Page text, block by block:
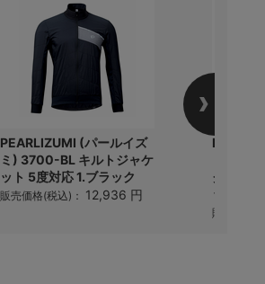
PEARLIZUMI (パールイズ
ミ) 3700-BL キルトジャケ
ット 5度対応 1.ブラック
販売価格(税込)： 12,936 円
ク ハン
ック
販売価格(